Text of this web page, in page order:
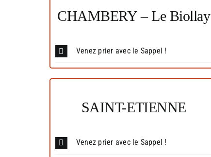
CHAMBERY – Le Biollay
Venez prier avec le Sappel !
SAINT-ETIENNE
Venez prier avec le Sappel !